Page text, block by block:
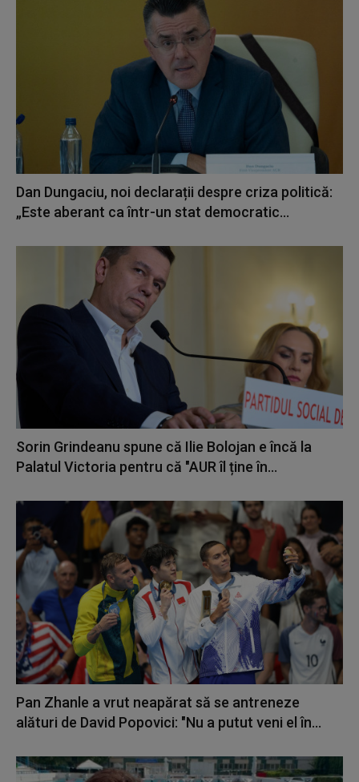
Dan Dungaciu, noi declarații despre criza politică:
„Este aberant ca într-un stat democratic...
Sorin Grindeanu spune că Ilie Bolojan e încă la
Palatul Victoria pentru că "AUR îl ține în...
Pan Zhanle a vrut neapărat să se antreneze
alături de David Popovici: "Nu a putut veni el în...